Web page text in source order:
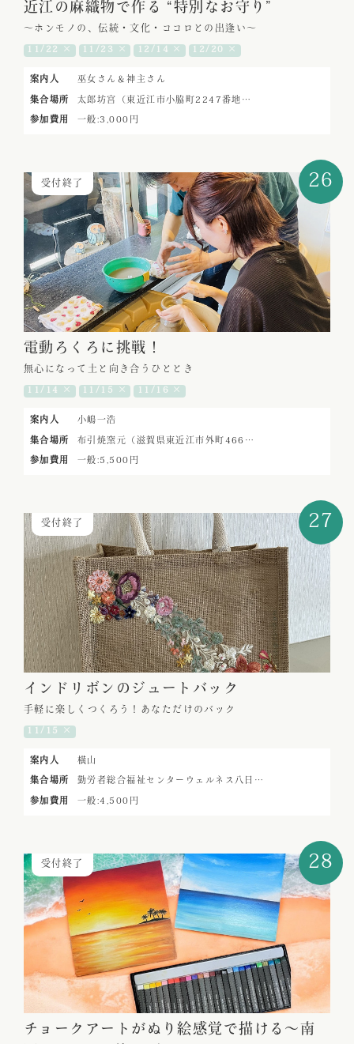
近江の麻織物で作る “特別なお守り”
～ホンモノの、伝統・文化・ココロとの出逢い～
11/22 × 11/23 × 12/14 × 12/20 ×
案内人 巫女さん＆神主さん
集合場所 太郎坊宮（東近江市小脇町2247番地…
参加費用 一般:3,000円
受付終了 26
電動ろくろに挑戦！
無心になって土と向き合うひととき
11/14 × 11/15 × 11/16 ×
案内人 小嶋一浩
集合場所 布引焼窯元（滋賀県東近江市外町466…
参加費用 一般:5,500円
受付終了 27
インドリボンのジュートバック
手軽に楽しくつくろう！あなただけのバック
11/15 ×
案内人 横山
集合場所 勤労者総合福祉センターウェルネス八日…
参加費用 一般:4,500円
受付終了 28
チョークアートがぬり絵感覚で描ける～南